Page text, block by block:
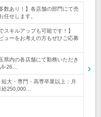
数あり！】各店舗の部門にて売
任せします。
スキルアップも可能です！】
ーをお考えの方もぜひご応募
県内の各店舗にて勤務いただき
6-26…
大・専門・高専卒業以上：月
250,000…